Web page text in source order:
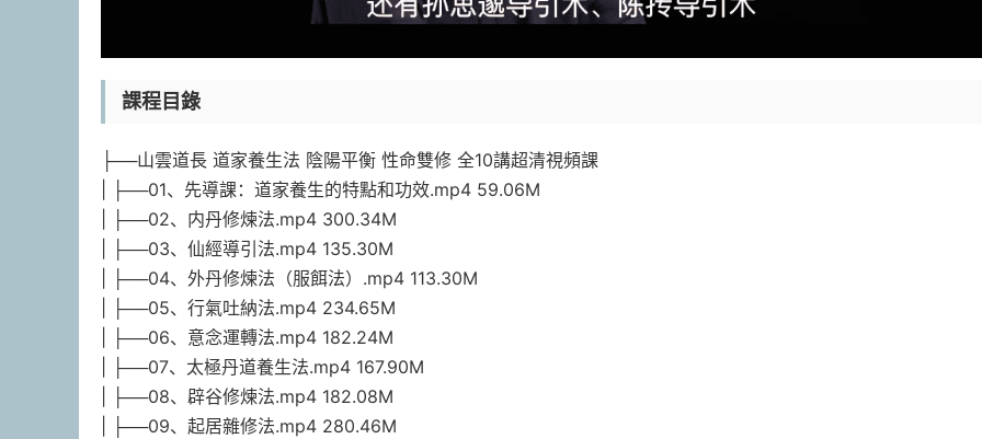
課程目錄
├──山雲道長 道家養生法 陰陽平衡 性命雙修 全10講超清視頻課
| ├──01、先導課：道家養生的特點和功效.mp4 59.06M
| ├──02、内丹修煉法.mp4 300.34M
| ├──03、仙經導引法.mp4 135.30M
| ├──04、外丹修煉法（服餌法）.mp4 113.30M
| ├──05、行氣吐納法.mp4 234.65M
| ├──06、意念運轉法.mp4 182.24M
| ├──07、太極丹道養生法.mp4 167.90M
| ├──08、辟谷修煉法.mp4 182.08M
| ├──09、起居雜修法.mp4 280.46M